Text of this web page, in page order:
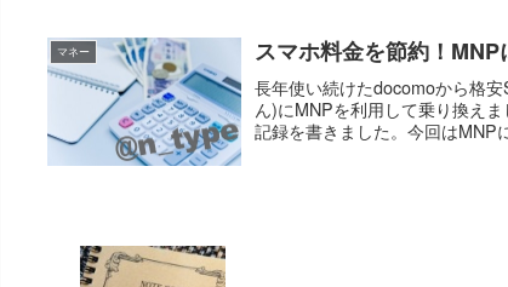
マネー スマホ料金を節約！
長年使い続けたdocomoから格
ん)にMNPを利用して乗り換え
記録を書きました。今回はMNP